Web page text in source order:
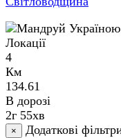
Локації
4
Км
134.61
В дорозі
2г 55хв
×
Додаткові